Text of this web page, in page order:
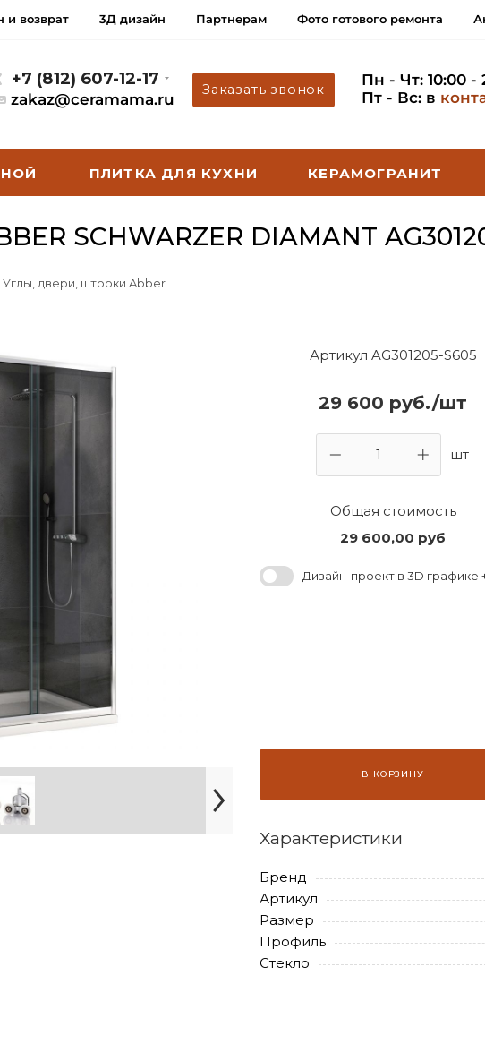
и возврат 3Д дизайн Партнерам Фото готового ремонта
+7 (812) 607-12-17
zakaz@ceramama.ru
Заказать звонок
Пн - Чт: 10:00 -
Пт - Вс: в
ПЛИТКА ДЛЯ КУХНИ КЕРАМОГРАНИТ
SCHWARZER DIAMANT
Углы, двери, шторки Abber
Артикул AG301205-S605
29 600 руб./шт
шт
Общая стоимость
29 600,00 руб
Дизайн-проект в 3D графике
В КОРЗИНУ
Характеристики
Бренд
Артикул
Размер
Профиль
Стекло